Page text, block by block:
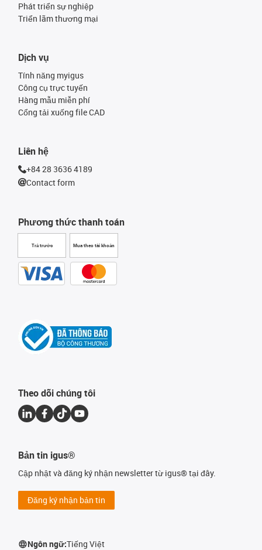
Phát triển sự nghiệp
Triển lãm thương mại
Phương thức thanh toán
Trả trước Mua theo tài khoản
Dịch vụ
Tính năng myigus
Công cụ trực tuyến
Hàng mẫu miễn phí
Cổng tải xuống file CAD
Liên hệ
+84 28 3636 4189
Contact form
Theo dõi chúng tôi
Bản tin igus®
Cập nhật và đăng ký nhận newsletter từ igus® tại đây.
Đăng ký nhận bản tin
Ngôn ngữ:Tiếng Việt